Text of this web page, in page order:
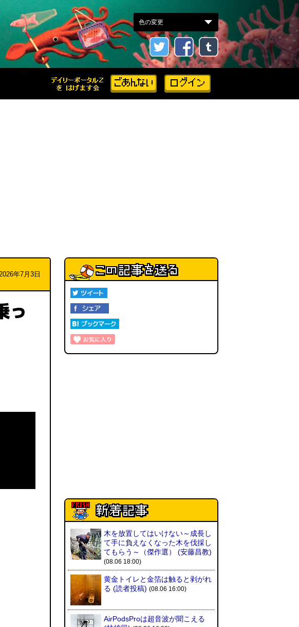
年7月3日
っ
木を放置してはいけない～成長し
て手に負えなくなった木を伐採し
てもらう～（傑作選）
(安藤昌教)
(08.06 18:00)
黄金トイレと金箔は触ると剥がれ
る (読者投稿) (08.06 16:00)
AirPodsProは超音波が聞こえる